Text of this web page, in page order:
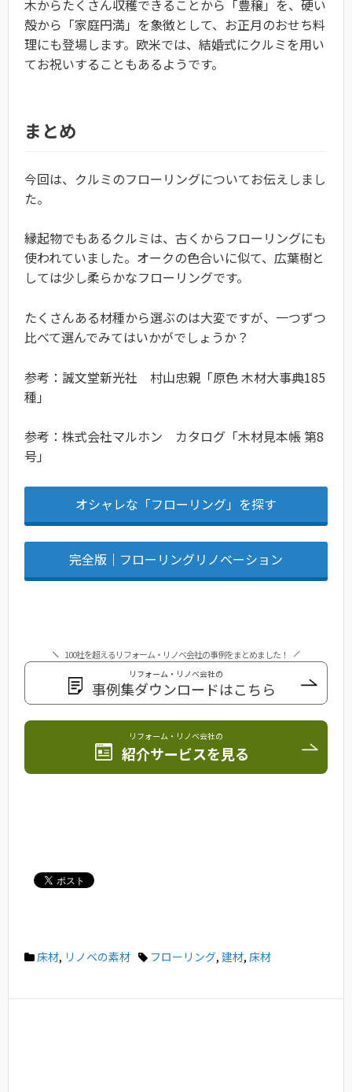
木からたくさん収穫できることから「豊穣」を、硬い
殻から「家庭円満」を象徴として、お正月のおせち料
理にも登場します。欧米では、結婚式にクルミを用い
てお祝いすることもあるようです。
まとめ
今回は、クルミのフローリングについてお伝えしまし
た。
縁起物でもあるクルミは、古くからフローリングにも
使われていました。オークの色合いに似て、広葉樹と
しては少し柔らかなフローリングです。
たくさんある材種から選ぶのは大変ですが、一つずつ
比べて選んでみてはいかがでしょうか？
参考：誠文堂新光社 村山忠親「原色 木材大事典185
種」
参考：株式会社マルホン カタログ「木材見本帳 第8
号」
オシャレな「フローリング」を探す
完全版｜フローリングリノベーション
100社を超えるリフォーム・リノベ会社の事例をまとめました！
リフォーム・リノベ会社の
事例集ダウンロードはこちら
リフォーム・リノベ会社の
紹介サービスを見る
床材, リノベの素材 フローリング, 建材, 床材